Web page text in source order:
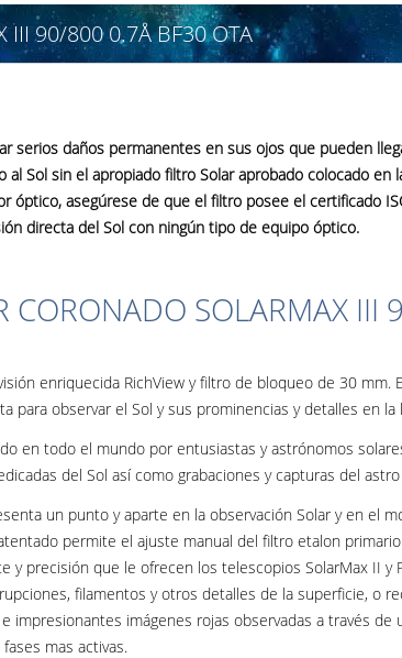
III 90/800 0.7Å BF30 OTA
serios daños permanentes en sus ojos que pueden
Sol sin el apropiado filtro Solar aprobado colocado en
óptico, asegúrese de que el filtro posee el certificado
directa del Sol con ningún tipo de equipo óptico.
CORONADO SOLARMAX
enriquecida RichView y filtro de bloqueo de 30
para observar el Sol y sus prominencias y detalles en
en todo el mundo por entusiastas y astrónomos
del Sol así como grabaciones y capturas del
un punto y aparte en la observación Solar y en el
permite el ajuste manual del filtro etalon
precisión que le ofrecen los telescopios SolarMax II y
filamentos y otros detalles de la superficie, o
impresionantes imágenes rojas observadas a través
mas activas.